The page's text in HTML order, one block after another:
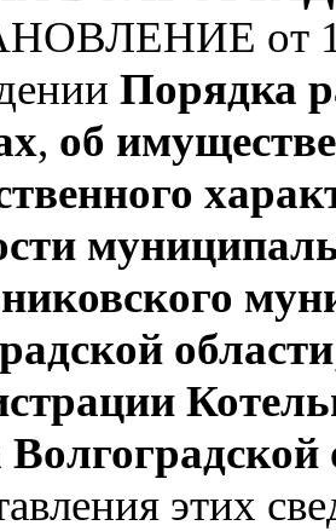
от
Порядка
, об
области
Волгоградской
этих